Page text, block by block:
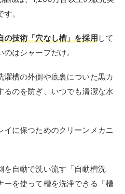
機は、インバーター制御による
誇るシリーズです。
の回転速度を細かく調整する機
を可能にしながら、低振動・低
投入機能は、最適な量を自動で
間を大幅に省けます。
スマートフォンから洗濯の操
も便利です。